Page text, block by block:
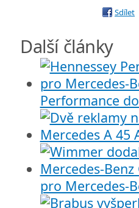
Sdílet
Další články
Performance
pro Mercedes-